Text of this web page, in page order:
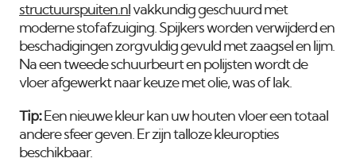
structuurspuiten.nl vakkundig geschuurd met
moderne stofafzuiging. Spijkers worden verwijderd en
beschadigingen zorgvuldig gevuld met zaagsel en lijm.
Na een tweede schuurbeurt en polijsten wordt de
vloer afgewerkt naar keuze met olie, was of lak.
Tip:Een nieuwe kleur kan uw houten vloer een totaal
andere sfeer geven. Er zijn talloze kleuropties
beschikbaar.